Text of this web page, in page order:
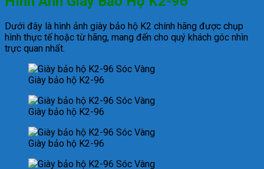
Dưới đây là hình ảnh giày bảo hộ K2 chính hãng được chụp
hình thực tế hoặc từ hãng, mang đến cho quý khách góc nhìn
trực quan nhất.
Giày bảo hộ K2-96
Giày bảo hộ K2-96
Giày bảo hộ K2-96